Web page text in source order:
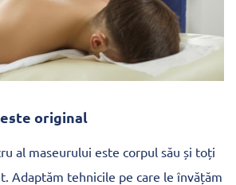
original
al maseurului este corpul său și toți
Adaptăm tehnicile pe care le învățăm